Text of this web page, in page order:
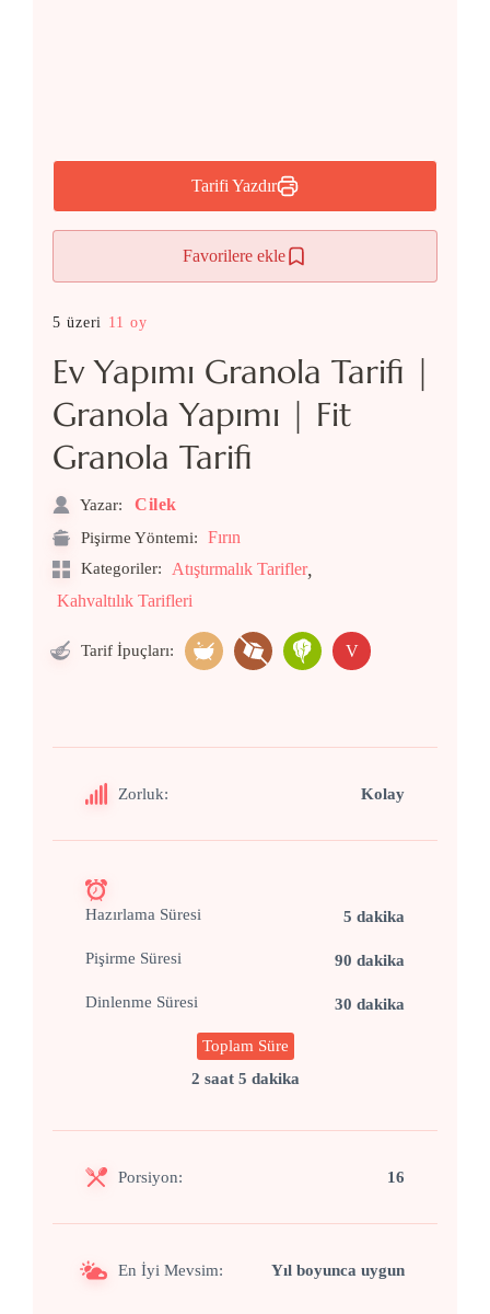
Tarifi Yazdır
Favorilere ekle
5 üzeri 11 oy
Ev Yapımı Granola Tarifi |
Granola Yapımı | Fit
Granola Tarifi
Yazar: Cilek
Pişirme Yöntemi: Fırın
Kategoriler: Atıştırmalık Tarifler,
Kahvaltılık Tarifleri
Tarif İpuçları: V
Zorluk: Kolay
Hazırlama Süresi 5 dakika
Pişirme Süresi 90 dakika
Dinlenme Süresi 30 dakika
Toplam Süre
2 saat 5 dakika
Porsiyon: 16
En İyi Mevsim: Yıl boyunca uygun